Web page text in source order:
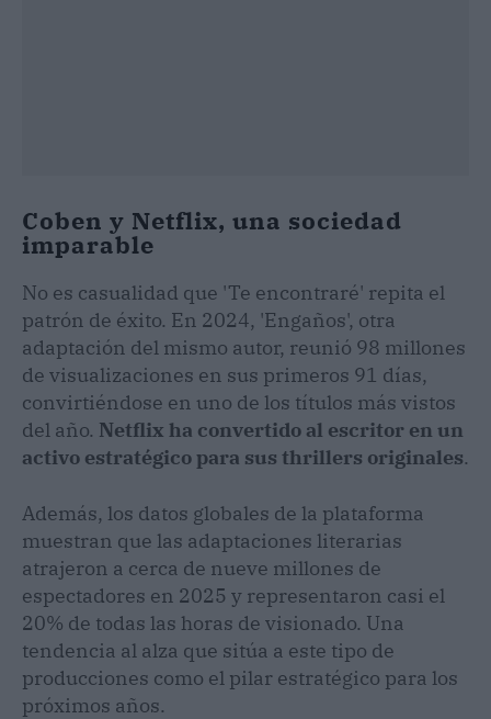
Coben y Netflix, una sociedad
imparable
No es casualidad que 'Te encontraré' repita el
patrón de éxito. En 2024, 'Engaños', otra
adaptación del mismo autor, reunió 98 millones
de visualizaciones en sus primeros 91 días,
convirtiéndose en uno de los títulos más vistos
del año. Netflix ha convertido al escritor en un
activo estratégico para sus thrillers originales.
Además, los datos globales de la plataforma
muestran que las adaptaciones literarias
atrajeron a cerca de nueve millones de
espectadores en 2025 y representaron casi el
20% de todas las horas de visionado. Una
tendencia al alza que sitúa a este tipo de
producciones como el pilar estratégico para los
próximos años.